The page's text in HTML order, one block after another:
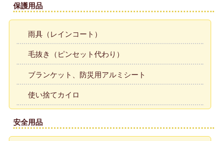
保護用品
雨具（レインコート）
毛抜き（ピンセット代わり）
ブランケット、防災用アルミシート
使い捨てカイロ
安全用品